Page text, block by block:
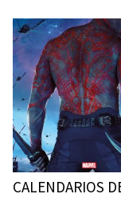
CALENDARIOS